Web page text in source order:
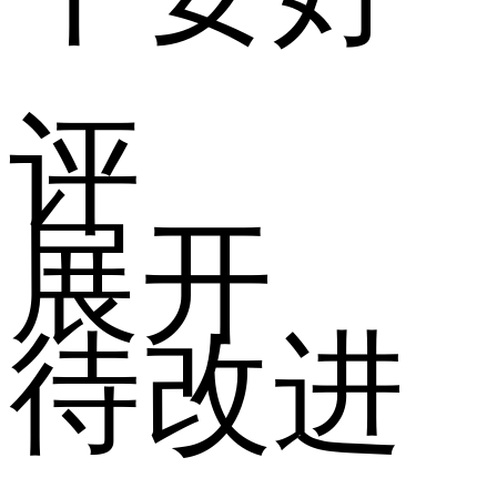
评
展开
待改进